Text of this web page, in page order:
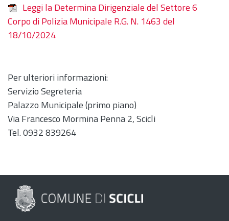
Leggi la Determina Dirigenziale del Settore 6
Corpo di Polizia Municipale R.G. N. 1463 del
18/10/2024
Per ulteriori informazioni:
Servizio Segreteria
Palazzo Municipale (primo piano)
Via Francesco Mormina Penna 2, Scicli
Tel. 0932 839264